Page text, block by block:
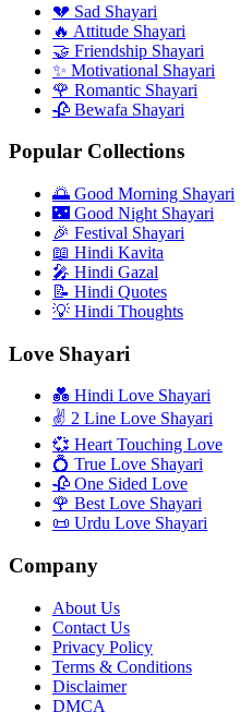
💔 Sad Shayari
🔥 Attitude Shayari
🤝 Friendship Shayari
✨ Motivational Shayari
🌹 Romantic Shayari
🥀 Bewafa Shayari
Popular Collections
🌅 Good Morning Shayari
🌃 Good Night Shayari
🎉 Festival Shayari
📖 Hindi Kavita
🎤 Hindi Gazal
📝 Hindi Quotes
💡 Hindi Thoughts
Love Shayari
💑 Hindi Love Shayari
✌️ 2 Line Love Shayari
💞 Heart Touching Love
💍 True Love Shayari
🥀 One Sided Love
🌹 Best Love Shayari
📜 Urdu Love Shayari
Company
About Us
Contact Us
Privacy Policy
Terms & Conditions
Disclaimer
DMCA